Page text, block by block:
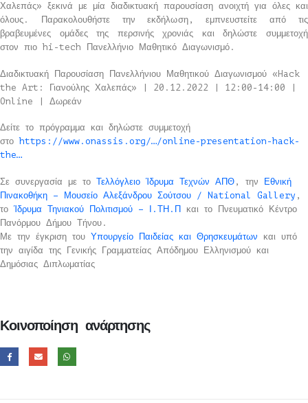
Χαλεπάς» ξεκινά με μία διαδικτυακή παρουσίαση ανοιχτή για όλες και
όλους. Παρακολουθήστε την εκδήλωση, εμπνευστείτε από τις
βραβευμένες ομάδες της περσινής χρονιάς και δηλώστε συμμετοχή
στον πιο hi-tech Πανελλήνιο Μαθητικό Διαγωνισμό.
Διαδικτυακή Παρουσίαση Πανελλήνιου Μαθητικού Διαγωνισμού «Hack
the Art: Γιανούλης Χαλεπάς» | 20.12.2022 | 12:00-14:00 |
Online | Δωρεάν
Δείτε το πρόγραμμα και δηλώστε συμμετοχή
στοhttps://www.onassis.org/…/online-presentation-hack-
the…
Σε συνεργασία με το Τελλόγλειο Ίδρυμα Τεχνών ΑΠΘ , την
Εθνική
Πινακοθήκη – Μουσείο Αλεξάνδρου Σούτσου / National Gallery ,
το Ίδρυμα Τηνιακού Πολιτισμού – Ι.ΤΗ.Π και το Πνευματικό Κέντρο
Πανόρμου Δήμου Τήνου.
Με την έγκριση του Υπουργείο Παιδείας και Θρησκευμάτων και υπό
την αιγίδα της Γενικής Γραμματείας Απόδημου Ελληνισμού και
Δημόσιας Διπλωματίας
Κοινοποίηση ανάρτησης